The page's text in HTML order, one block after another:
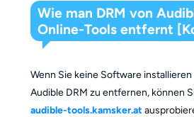
Wie man DRM von
Online-Tools entfernt
Wenn Sie keine Software
Audible DRM zu entfernen, können
audible-tools.kamsker.at